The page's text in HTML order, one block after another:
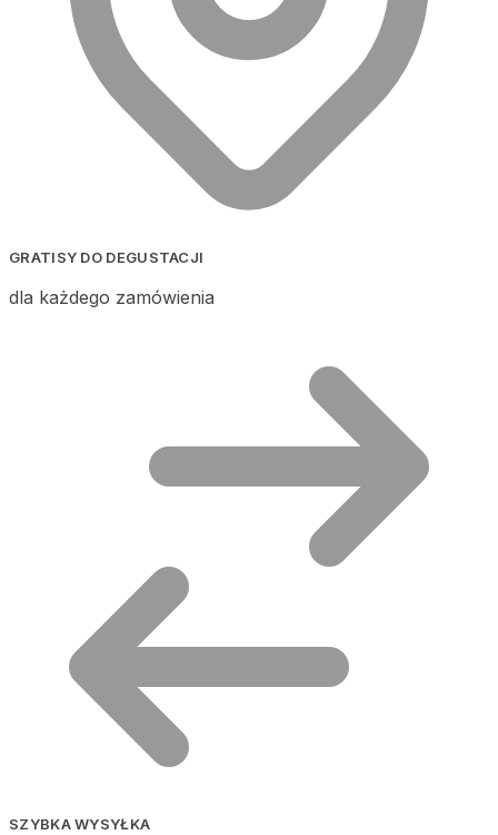
GRATISY DO DEGUSTACJI
dla każdego zamówienia
SZYBKA WYSYŁKA